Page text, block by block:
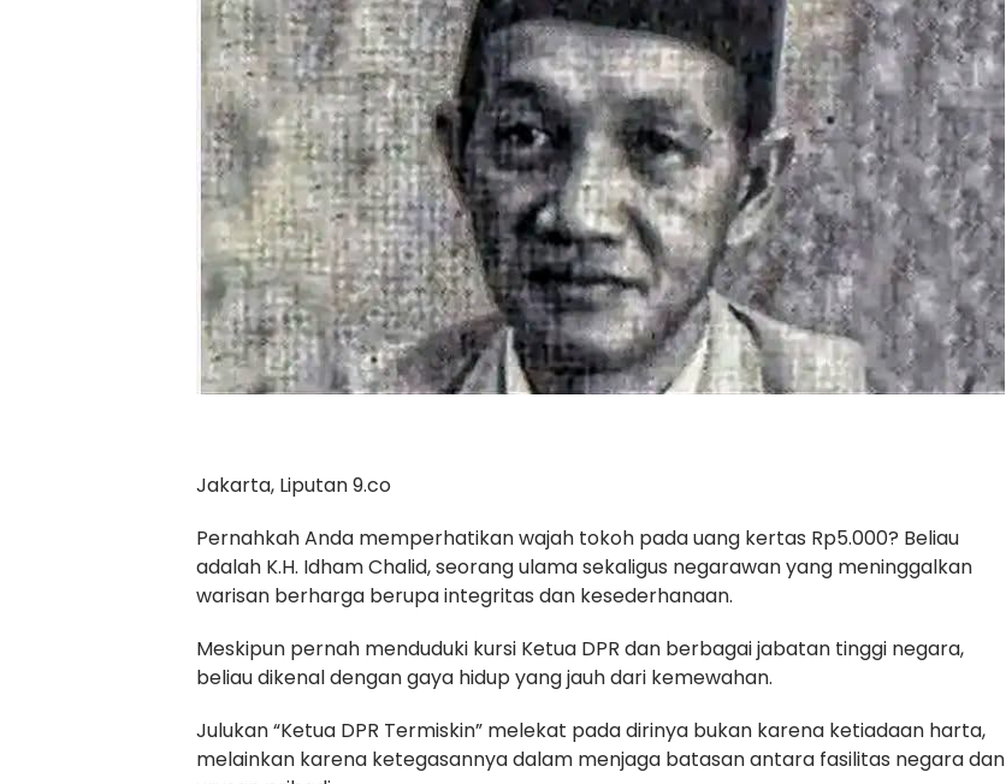
Jakarta, Liputan 9.co
Pernahkah Anda memperhatikan wajah tokoh pada uang kertas Rp5.000? Beliau
adalah K.H. Idham Chalid, seorang ulama sekaligus negarawan yang meninggalkan
warisan berharga berupa integritas dan kesederhanaan.
Meskipun pernah menduduki kursi Ketua DPR dan berbagai jabatan tinggi negara,
beliau dikenal dengan gaya hidup yang jauh dari kemewahan.
Julukan “Ketua DPR Termiskin” melekat pada dirinya bukan karena ketiadaan harta,
melainkan karena ketegasannya dalam menjaga batasan antara fasilitas negara dan